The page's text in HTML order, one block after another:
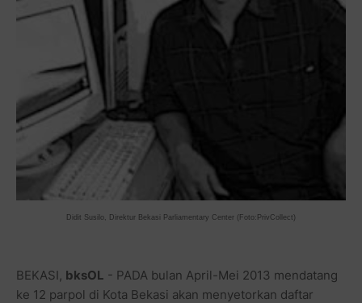
Didit Susilo, Direktur Bekasi Parliamentary Center (Foto:PrivCollect)
BEKASI, bksOL - PADA bulan April-Mei 2013 mendatang
ke 12 parpol di Kota Bekasi akan menyetorkan daftar